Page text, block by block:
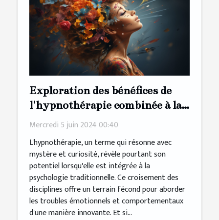
Exploration des bénéfices de
l'hypnothérapie combinée à la
psychologie traditionnelle dans
émotionnels et
comportementaux
Mercredi 5 juin 2024 00:40
L'hypnothérapie, un terme qui résonne avec
mystère et curiosité, révèle pourtant son
potentiel lorsqu'elle est intégrée à la
psychologie traditionnelle. Ce croisement des
disciplines offre un terrain fécond pour aborder
les troubles émotionnels et comportementaux
d'une manière innovante. Et si...